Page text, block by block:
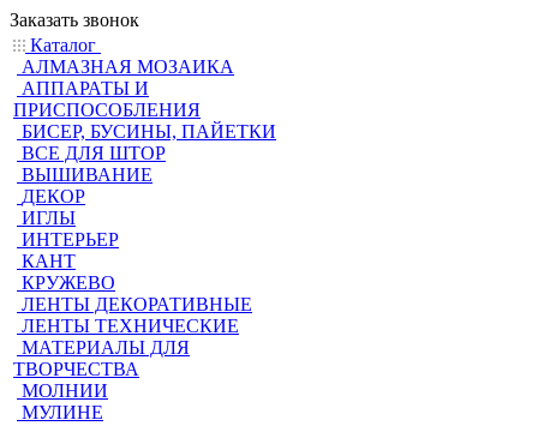
Заказать звонок
Каталог
АЛМАЗНАЯ МОЗАИКА
АППАРАТЫ И
ПРИСПОСОБЛЕНИЯ
БИСЕР, БУСИНЫ, ПАЙЕТКИ
ВСЕ ДЛЯ ШТОР
ВЫШИВАНИЕ
ДЕКОР
ИГЛЫ
ИНТЕРЬЕР
КАНТ
КРУЖЕВО
ЛЕНТЫ ДЕКОРАТИВНЫЕ
ЛЕНТЫ ТЕХНИЧЕСКИЕ
МАТЕРИАЛЫ ДЛЯ
ТВОРЧЕСТВА
МОЛНИИ
МУЛИНЕ